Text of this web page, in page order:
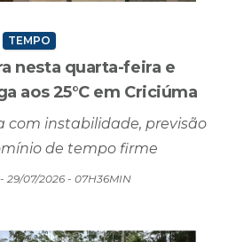
TEMPO
nesta quarta-feira e
aos 25°C em Criciúma
com instabilidade, previsão
29/07/2026 - 07H36MIN